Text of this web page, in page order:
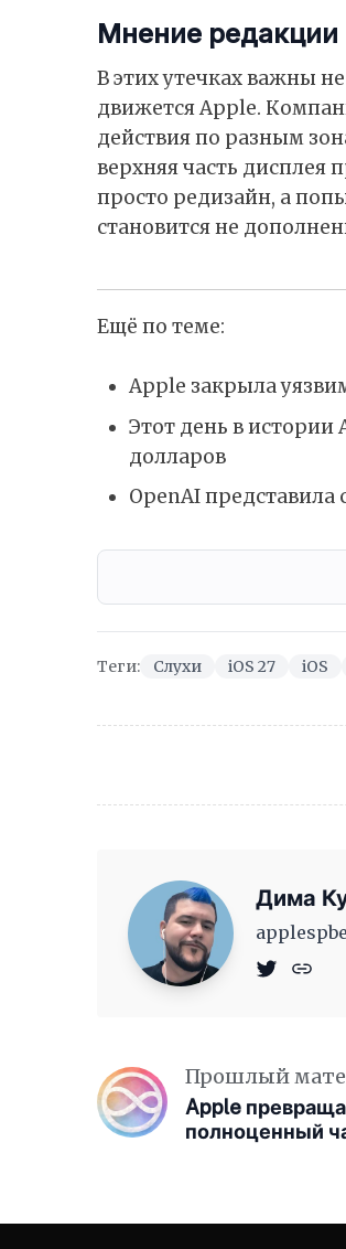
Мнение редакции
В этих утечках важны
движется Apple.
действия по разным
верхняя часть дисплея
просто редизайн, а
становится не
Ещё по теме:
Apple закрыла
Этот день в истории
долларов
OpenAI представила
Теги: Слухи iOS 27 iOS
Дима
Прошлый
Apple
полноценный